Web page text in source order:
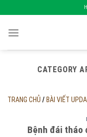
content
CATEGORY
TRANG CHỦ / BÀI VIẾT
Bệnh đái tháo